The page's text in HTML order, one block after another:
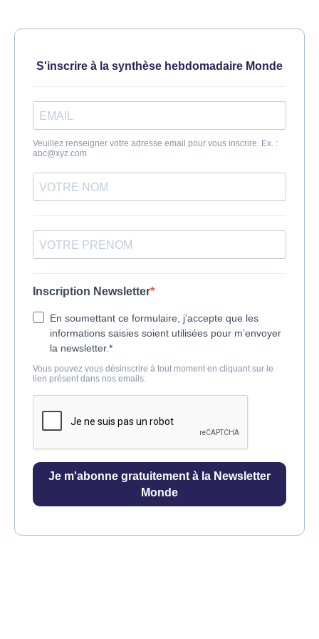
S'inscrire à la synthèse hebdomadaire Monde
Veuillez renseigner votre adresse email pour vous inscrire. Ex. :
abc@xyz.com
Inscription Newsletter
En soumettant ce formulaire, j’accepte que les
informations saisies soient utilisées pour m’envoyer
la newsletter.*
Vous pouvez vous désinscrire à tout moment en cliquant sur le
lien présent dans nos emails.
Je m'abonne gratuitement à la Newsletter
Monde